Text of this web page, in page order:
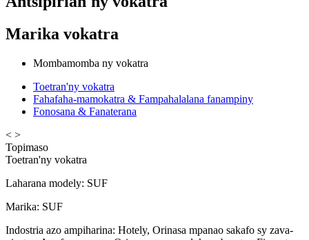
Marika vokatra
Mombamomba ny vokatra
Toetran'ny vokatra
Fahafaha-mamokatra & Fampahalalana fanampiny
Fonosana & Fanaterana
< >
Topimaso
Toetran'ny vokatra
Laharana modely: SUF
Marika: SUF
Indostria azo ampiharina: Hotely, Orinasa mpanao sakafo sy zava-